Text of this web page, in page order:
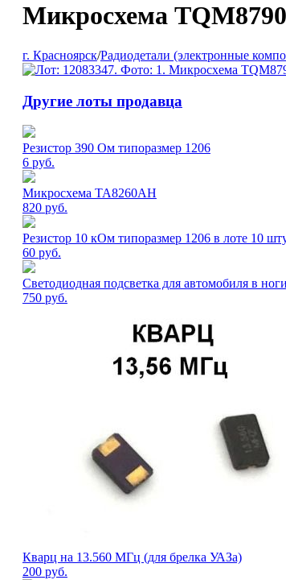
Микросхема
г. Красноярск/Радиодетали (электронные
Другие лоты продавца
Резистор 390 Ом типоразмер 1206
6 руб.
Микросхема TA8260AH
820 руб.
Резистор 10 кОм типоразмер 1206 в лоте 10
60 руб.
Светодиодная подсветка для автомобиля в
750 руб.
Кварц на 13.560 МГц (для брелка УАЗа)
200 руб.